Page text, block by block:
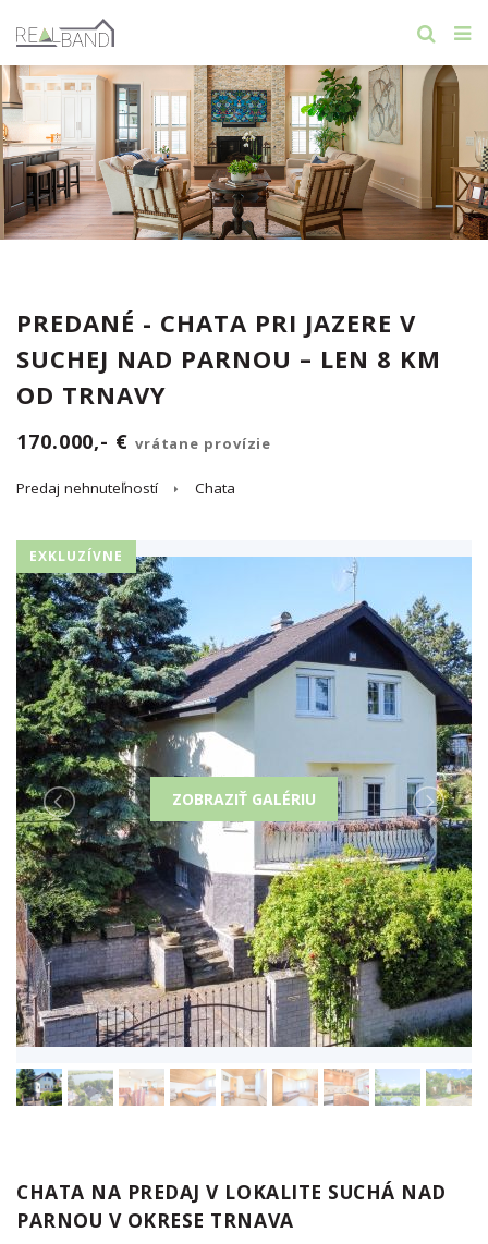
PREDANÉ - CHATA PRI JAZERE V
SUCHEJ NAD PARNOU – LEN 8 KM
OD TRNAVY
170.000,- € vrátane provízie
Predaj nehnuteľností Chata
EXKLUZÍVNE
ZOBRAZIŤ GALÉRIU
CHATA NA PREDAJ V LOKALITE SUCHÁ NAD
PARNOU V OKRESE TRNAVA